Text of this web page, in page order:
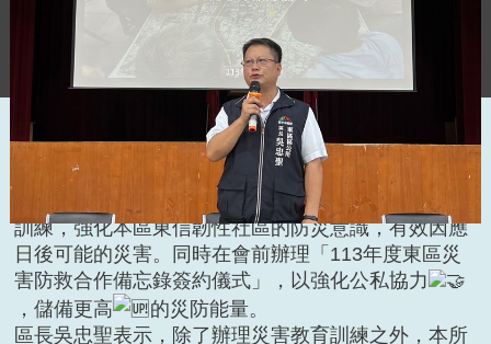
有鑑於今年0403花蓮地震造成嚴重災情，東區區公所
於今(10)日與逢甲大學聯合辦理「113年臺中市東區
東信里地震災害潛勢教育訓練」，期盼透過此次教育
訓練，強化本區東信韌性社區的防災意識，有效因應
日後可能的災害。同時在會前辦理「113年度東區災
害防救合作備忘錄簽約儀式」，以強化公私協力
，儲備更高
的災防能量。
區長吳忠聖表示，除了辦理災害教育訓練之外，本所